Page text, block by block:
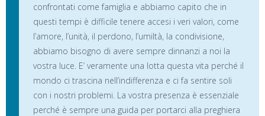
confrontati come famiglia e abbiamo capito che in
questi tempi è difficile tenere accesi i veri valori, come
l’amore, l’unità, il perdono, l’umiltà, la condivisione,
abbiamo bisogno di avere sempre dinnanzi a noi la
vostra luce. E’ veramente una lotta questa vita perché il
mondo ci trascina nell’indifferenza e ci fa sentire soli
con i nostri problemi. La vostra presenza è essenziale
perché è sempre una guida per portarci alla preghiera